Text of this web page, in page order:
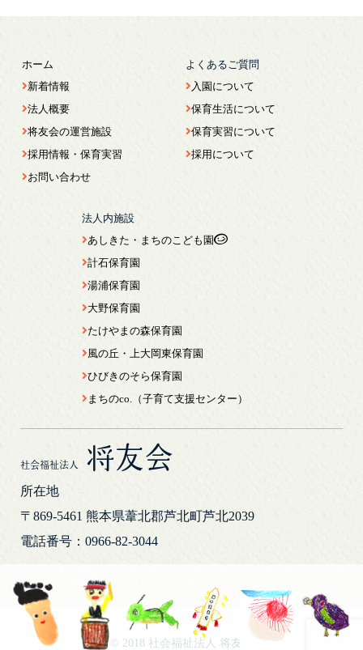
社会福祉法人 将友会
所在地
〒869-5461 熊本県葦北郡芦北町芦北2039
電話番号：0966-82-3044
ホーム
新着情報
法人概要
将友会の運営施設
採用情報・保育実習
お問い合わせ
よくあるご質問
入園について
保育生活について
保育実習について
採用について
法人内施設
あしきた・まちのこども園
計石保育園
湯浦保育園
大野保育園
たけやまの森保育園
風の丘・上大岡東保育園
ひびきのそら保育園
まちのco.（子育て支援センター）
© 2018 社会福祉法人 将友会